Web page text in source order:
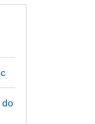
do